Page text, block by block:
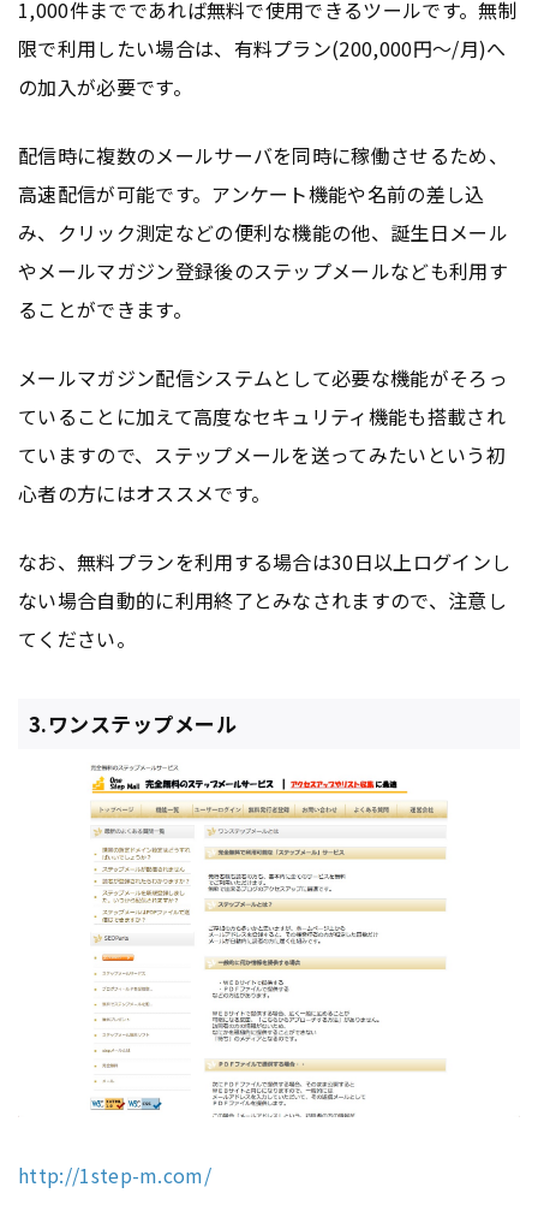
1,000件までであれば無料で使用できるツールです。無制
限で利用したい場合は、有料プラン(200,000円〜/月)へ
の加入が必要です。
配信時に複数のメールサーバを同時に稼働させるため、
高速配信が可能です。アンケート機能や名前の差し込
み、クリック測定などの便利な機能の他、誕生日メール
やメールマガジン登録後のステップメールなども利用す
ることができます。
メールマガジン配信システムとして必要な機能がそろっ
ていることに加えて高度なセキュリティ機能も搭載され
ていますので、ステップメールを送ってみたいという初
心者の方にはオススメです。
なお、無料プランを利用する場合は30日以上ログインし
ない場合自動的に利用終了とみなされますので、注意し
てください。
3.ワンステップメール
http://1step-m.com/